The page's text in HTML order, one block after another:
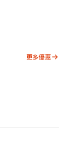
更多優惠